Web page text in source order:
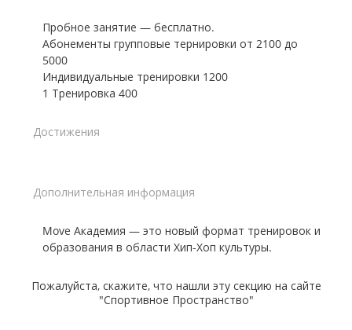
Пробное занятие — бесплатно.
Абонементы групповые тернировки от 2100 до
5000
Индивидуальные тренировки 1200
1 Тренировка 400
Достижения
Дополнительная информация
Move Академия — это новый формат тренировок и
образования в области Хип-Хоп культуры.
Пожалуйста, скажите, что нашли эту секцию на сайте
"Спортивное Пространство"